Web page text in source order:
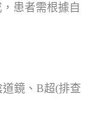
患者需根據自
鏡、B超(排查